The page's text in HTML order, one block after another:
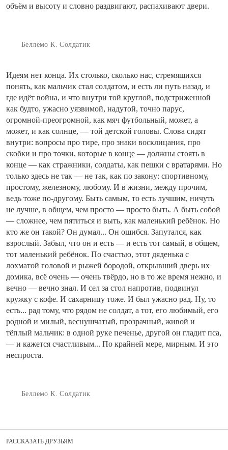
объём и высоту и словно раздвигают, распахивают двери.
Беллемо К. Солдатик
Идеям нет конца. Их столько, сколько нас, стремящихся
понять, как мальчик стал солдатом, и есть ли путь назад, и
где идёт война, и что внутри той круглой, подстриженной
как будто, ужасно уязвимой, надутой, точно парус,
огромной-преогромной, как мяч футбольный, может, а
может, и как солнце, — той детской головы. Слова сидят
внутри: вопросы про тире, про знаки восклицания, про
скобки и про точки, которые в конце — должны стоять в
конце — как стражники, солдаты, как пешки с вратарями. Но
только здесь не так — не так, как по закону: спортивному,
простому, железному, любому. И в жизни, между прочим,
ведь тоже по-другому. Быть самым, то есть лучшим, ничуть
не лучше, в общем, чем просто — просто быть. А быть собой
— сложнее, чем пятиться и выть, как маленький ребёнок. Но
кто же он такой? Он думал... Он ошибся. Запутался, как
взрослый. Забыл, что он и есть — и есть тот самый, в общем,
тот маленький ребёнок. По счастью, этот дяденька с
лохматой головой и рыжей бородой, открывший дверь их
домика, всё очень — очень твёрдо, но в то же время нежно, и
вечно — вечно знал. И сел за стол напротив, подвинул
кружку с кофе. И сахарницу тоже. И был ужасно рад. Ну, то
есть... рад тому, что рядом не солдат, а тот, его любимый, его
родной и милый, веснушчатый, прозрачный, живой и
тёплый мальчик: в одной руке печенье, другой он гладит пса,
— и кажется счастливым... По крайней мере, мирным. И это
неспроста.
Беллемо К. Солдатик
РАССКАЗАТЬ ДРУЗЬЯМ